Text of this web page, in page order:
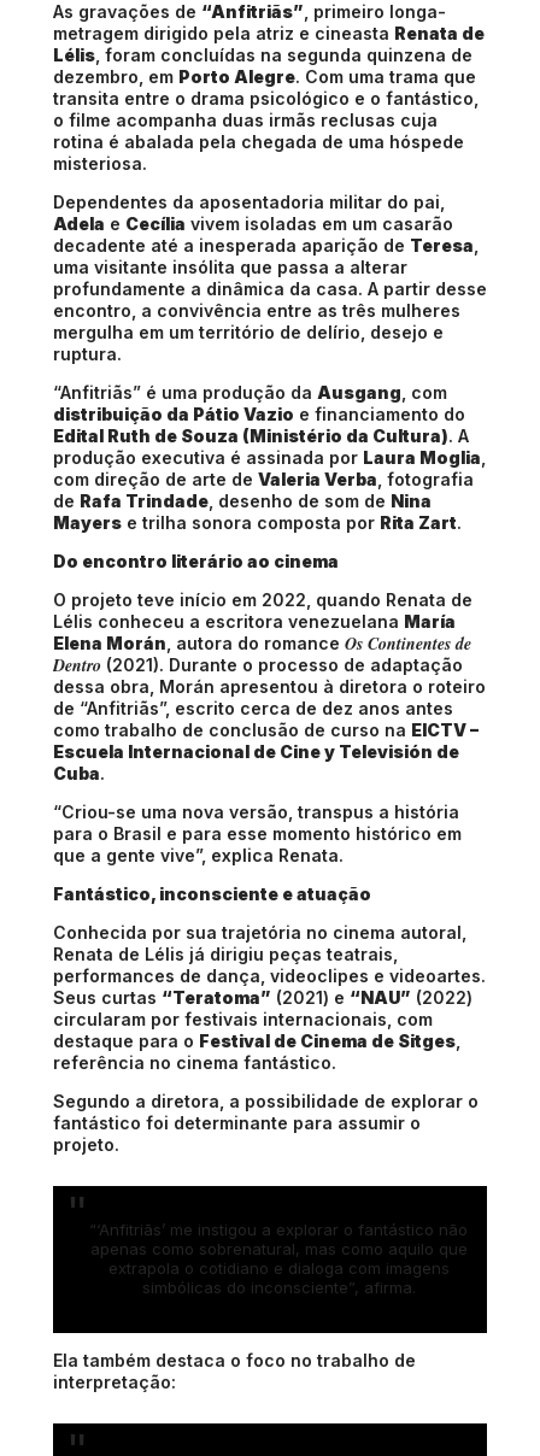
As gravações de “Anfitriãs” , primeiro longa-
metragem dirigido pela atriz e cineasta Renata de
Lélis , foram concluídas na segunda quinzena de
dezembro, em Porto Alegre. Com uma trama que
transita entre o drama psicológico e o fantástico,
o filme acompanha duas irmãs reclusas cuja
rotina é abalada pela chegada de uma hóspede
misteriosa.
Dependentes da aposentadoria militar do pai,
Adela e Cecília vivem isoladas em um casarão
decadente até a inesperada aparição de Teresa
uma visitante insólita que passa a alterar
profundamente a dinâmica da casa. A partir desse
encontro, a convivência entre as três mulheres
mergulha em um território de delírio, desejo e
ruptura.
“Anfitriãs” é uma produção da Ausgang , com
distribuição da Pátio Vazio e financiamento do
Edital Ruth de Souza (Ministério da Cultura). A
produção executiva é assinada por Laura Moglia
com direção de arte de Valeria Verba , fotografia
de Rafa Trindade , desenho de som de Nina
Mayers e trilha sonora composta por Rita Zart.
Do encontro literário ao cinema
O projeto teve início em 2022, quando Renata de
Lélis conheceu a escritora venezuelana María
Elena Morán , autora do romance Os Continentes de
Dentro (2021). Durante o processo de adaptação
dessa obra, Morán apresentou à diretora o roteiro
de “Anfitriãs”, escrito cerca de dez anos antes
como trabalho de conclusão de curso na EICTV –
Escuela Internacional de Cine y Televisión de
Cuba.
“Criou-se uma nova versão, transpus a história
para o Brasil e para esse momento histórico em
que a gente vive”, explica Renata.
Fantástico, inconsciente e atuação
Conhecida por sua trajetória no cinema autoral,
Renata de Lélis já dirigiu peças teatrais,
performances de dança, videoclipes e videoartes.
Seus curtas “Teratoma” (2021) e “NAU” (2022)
circularam por festivais internacionais, com
destaque para o Festival de Cinema de Sitges
referência no cinema fantástico.
Segundo a diretora, a possibilidade de explorar o
fantástico foi determinante para assumir o
projeto.
“‘Anfitriãs’ me instigou a explorar o fantástico não
apenas como sobrenatural, mas como aquilo que
extrapola o cotidiano e dialoga com imagens
simbólicas do inconsciente”, afirma.
Ela também destaca o foco no trabalho de
interpretação: